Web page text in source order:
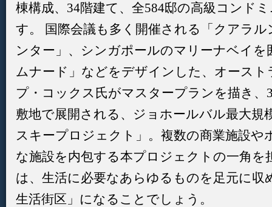
棟構成、34階建て、全584邸の高級コンド
す。 国際会議も多く開催される「クアラ
ンター」、シンガポールのマリーナベイ
ムナード」などをデザインした、オース
プ・コックス氏がマスタープランを描き、
敷地で展開される、ジョホールバル最大規
スキープロジェクト」。複数の商業施設や
な施設を内包する本プロジェクトの一角
は、生活に必要なあらゆるものを足元に収
生活街区」になることでしょう。